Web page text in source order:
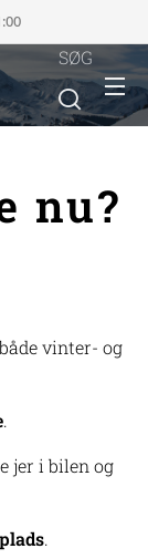
SØG
nu?
vinter- og
.
jer i bilen og
.